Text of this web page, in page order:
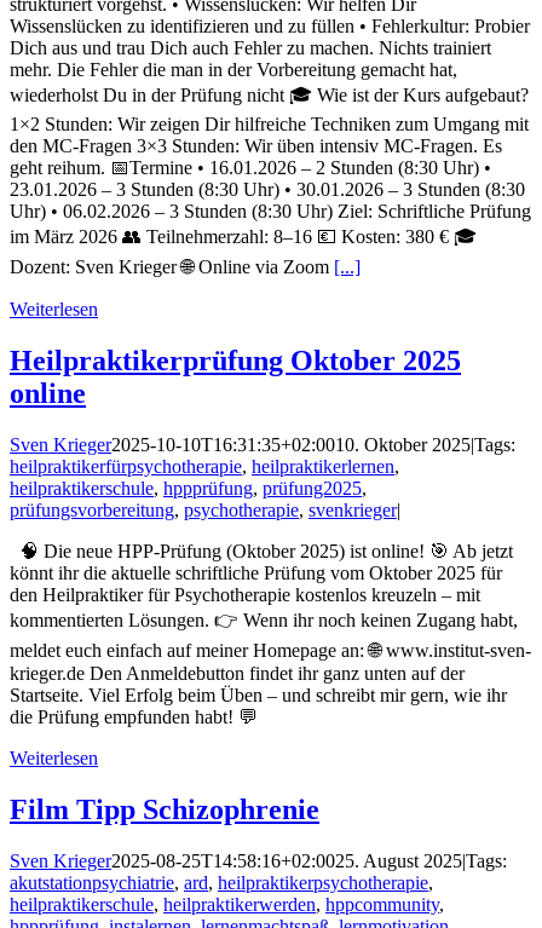
strukturiert vorgehst. • Wissenslücken: Wir helfen Dir
Wissenslücken zu identifizieren und zu füllen • Fehlerkultur: Probier
Dich aus und trau Dich auch Fehler zu machen. Nichts trainiert
mehr. Die Fehler die man in der Vorbereitung gemacht hat,
wiederholst Du in der Prüfung nicht 🎓 Wie ist der Kurs aufgebaut?
1×2 Stunden: Wir zeigen Dir hilfreiche Techniken zum Umgang mit
den MC-Fragen 3×3 Stunden: Wir üben intensiv MC-Fragen. Es
geht reihum. 📅Termine • 16.01.2026 – 2 Stunden (8:30 Uhr) •
23.01.2026 – 3 Stunden (8:30 Uhr) • 30.01.2026 – 3 Stunden (8:30
Uhr) • 06.02.2026 – 3 Stunden (8:30 Uhr) Ziel: Schriftliche Prüfung
im März 2026 👥 Teilnehmerzahl: 8–16 💶 Kosten: 380 € 🎓
Dozent: Sven Krieger 🌐 Online via Zoom [...]
Weiterlesen
Heilpraktikerprüfung Oktober 2025
online
Sven Krieger2025-10-10T16:31:35+02:0010. Oktober 2025|Tags:
heilpraktikerfürpsychotherapie, heilpraktikerlernen,
heilpraktikerschule, hppprüfung, prüfung2025,
prüfungsvorbereitung, psychotherapie, svenkrieger|
🧠 Die neue HPP-Prüfung (Oktober 2025) ist online! 🎯 Ab jetzt
könnt ihr die aktuelle schriftliche Prüfung vom Oktober 2025 für
den Heilpraktiker für Psychotherapie kostenlos kreuzeln – mit
kommentierten Lösungen. 👉 Wenn ihr noch keinen Zugang habt,
meldet euch einfach auf meiner Homepage an: 🌐 www.institut-sven-
krieger.de Den Anmeldebutton findet ihr ganz unten auf der
Startseite. Viel Erfolg beim Üben – und schreibt mir gern, wie ihr
die Prüfung empfunden habt! 💬
Weiterlesen
Film Tipp Schizophrenie
Sven Krieger2025-08-25T14:58:16+02:0025. August 2025|Tags:
akutstationpsychiatrie, ard, heilpraktikerpsychotherapie,
heilpraktikerschule, heilpraktikerwerden, hppcommunity,